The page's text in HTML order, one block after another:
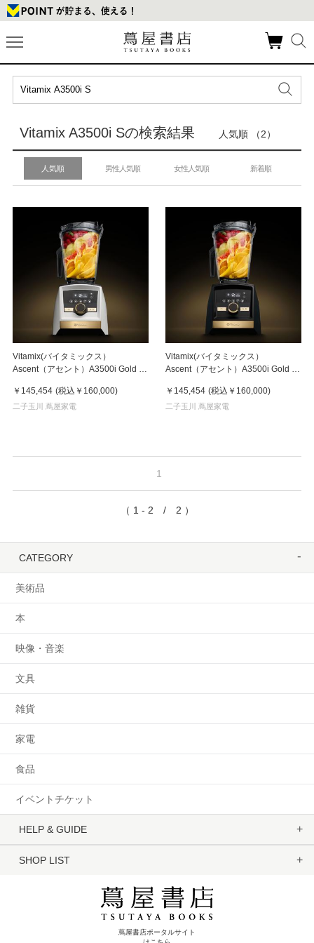
Vitamix A3500i Sの検索結果 人気順 （2）
人気順 男性人気順 女性人気順 新着順
Vitamix(バイタミックス）
Ascent（アセント）A3500i Gold ラ
￥145,454 (税込 ￥160,000)
二子玉川 蔦屋家電
Vitamix(バイタミックス）
Ascent（アセント）A3500i Gold ラ
￥145,454 (税込 ￥160,000)
二子玉川 蔦屋家電
1
（ 1 - 2 / 2 ）
CATEGORY
美術品
本
映像・音楽
文具
雑貨
家電
食品
イベントチケット
HELP & GUIDE
SHOP LIST
蔦屋書店ポータルサイト